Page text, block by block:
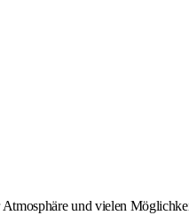
und vielen